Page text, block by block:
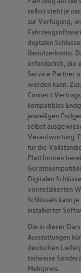
selbst steht je
zur Verfügung,
digitalen
Benutzerkonto.
erforderlich, die
Service Partner
werden kann.
Connect
kompatibles
jeweiligen
selbst
Verantwortung.
für die
Plattformen
Digitalen
vorinstallierten
Schlüssels kann
installierter
Die in dieser
Ausstattungen
deutschen
teilweise
Mehrpreis.